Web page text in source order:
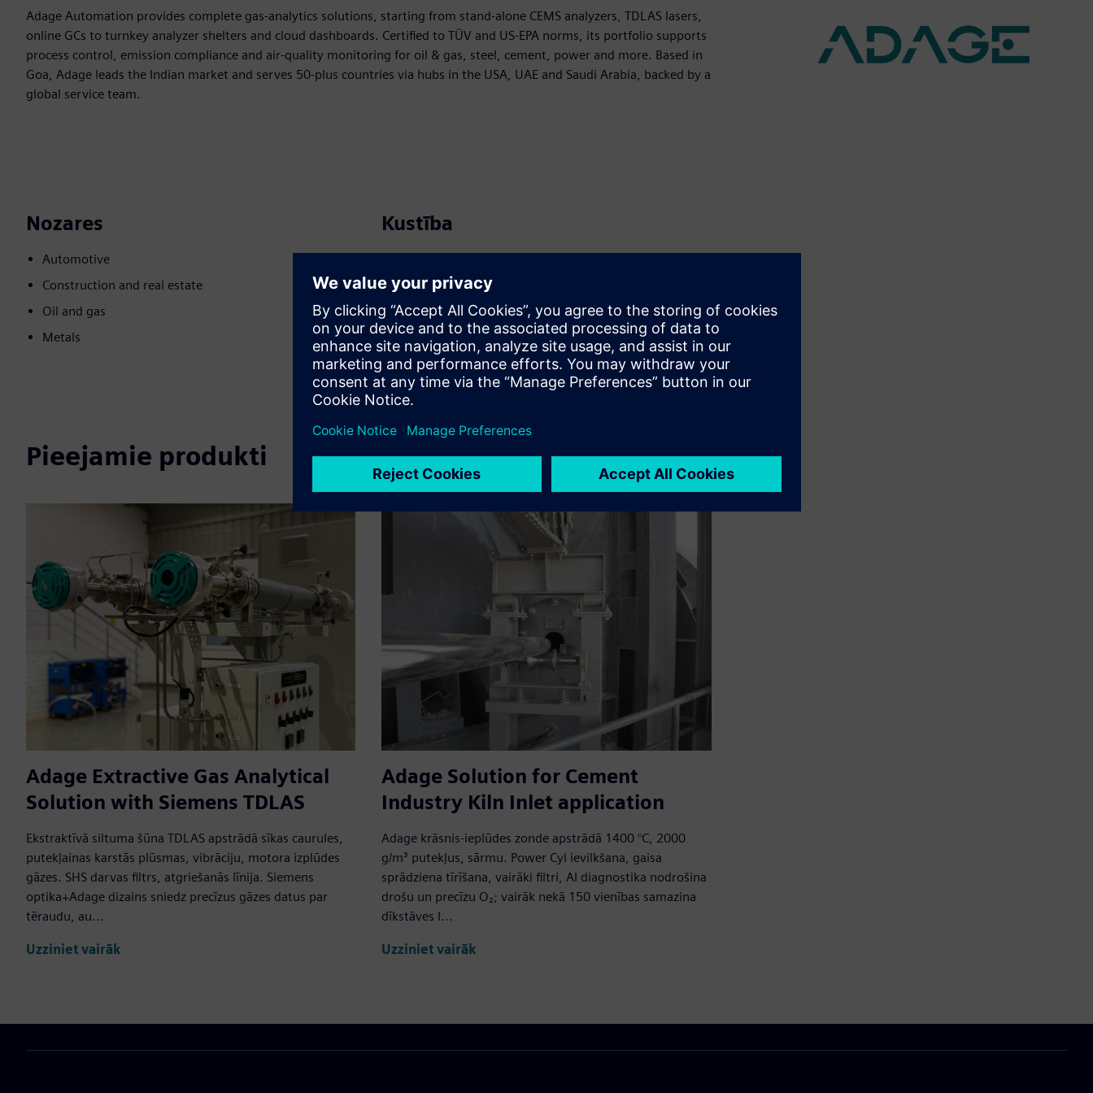
Adage Automation provides complete gas-analytics solutions, starting from stand-alone CEMS analyzers, TDLAS lasers,
online GCs to turnkey analyzer shelters and cloud dashboards. Certified to TÜV and US-EPA norms, its portfolio supports
process control, emission compliance and air-quality monitoring for oil & gas, steel, cement, power and more. Based in
Goa, Adage leads the Indian market and serves 50-plus countries via hubs in the USA, UAE and Saudi Arabia, backed by a
global service team.
Nozares
Automotive
Construction and real estate
Oil and gas
Metals
Kustība
Nodrošina pakalpojumu Siemens Xcelerator produktam/
darbināt vai uzturēt
Pieejamie produkti
Adage Extractive Gas Analytical
Solution with Siemens TDLAS
Ekstraktīvā siltuma šūna TDLAS apstrādā sīkas caurules,
putekļainas karstās plūsmas, vibrāciju, motora izplūdes
gāzes. SHS darvas filtrs, atgriešanās līnija. Siemens
optika+Adage dizains sniedz precīzus gāzes datus par
tēraudu, au...
Uzziniet vairāk
Adage Solution for Cement
Industry Kiln Inlet application
Adage krāsnis-ieplūdes zonde apstrādā 1400 °C, 2000
g/m³ putekļus, sārmu. Power Cyl ievilkšana, gaisa
sprādziena tīrīšana, vairāki filtri, AI diagnostika nodrošina
drošu un precīzu O₂; vairāk nekā 150 vienības samazina
dīkstāves l...
Uzziniet vairāk